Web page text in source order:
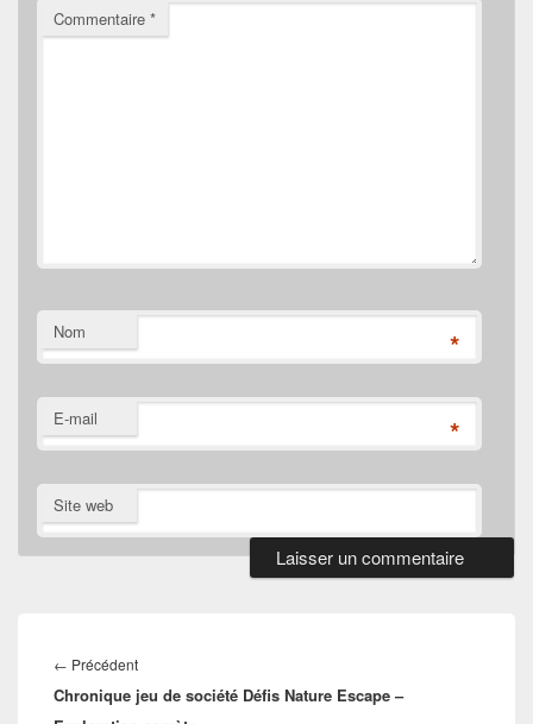
Commentaire *
Nom *
E-mail *
Site web
de
l’article
← PrécédentArticle
précédent :
Chronique jeu de société Défis Nature Escape –